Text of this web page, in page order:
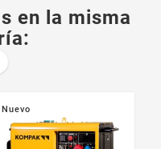
en la misma
Nuevo